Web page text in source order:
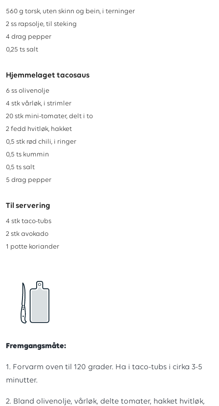
560 g torsk, uten skinn og bein, i terninger
2 ss rapsolje, til steking
4 drag pepper
0,25 ts salt
Hjemmelaget tacosaus
6 ss olivenolje
4 stk vårløk, i strimler
20 stk mini-tomater, delt i to
2 fedd hvitløk, hakket
0,5 stk rød chili, i ringer
0,5 ts kummin
0,5 ts salt
5 drag pepper
Til servering
4 stk taco-tubs
2 stk avokado
1 potte koriander
Fremgangsmåte:
1. Forvarm oven til 120 grader. Ha i taco-tubs i cirka 3-5
minutter.
2. Bland olivenolje, vårløk, delte tomater, hakket hvitløk,